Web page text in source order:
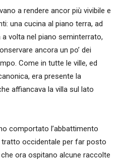
a rendere ancor più vivibile e
una cucina al piano terra, ad
volta nel piano seminterrato,
ancora un po’ dei
Come in tutte le ville, ed
era presente la
affiancava la villa sul lato
comportato l’abbattimento
occidentale per far posto
ora ospitano alcune raccolte